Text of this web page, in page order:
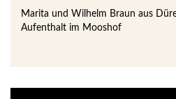
Marita und Wilhelm Braun aus
Aufenthalt im Mooshof